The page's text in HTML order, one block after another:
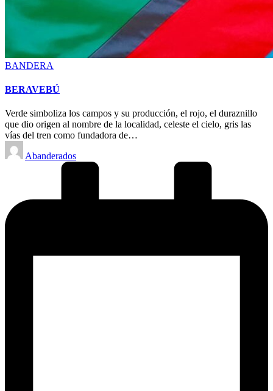
Posted
BANDERA
BERAVEBÚ
Verde simboliza los campos y su producción, el rojo, el duraznillo
que dio origen al nombre de la localidad, celeste el cielo, gris las
vías del tren como fundadora de…
Posted
by
Abanderados